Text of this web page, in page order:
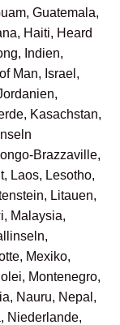
Guatemala,
Haiti, Heard
Indien,
Man, Israel,
Kasachstan,
Brazzaville,
Laos, Lesotho,
Litauen,
Malaysia,
Mexiko,
Montenegro,
Nauru, Nepal,
Niederlande,